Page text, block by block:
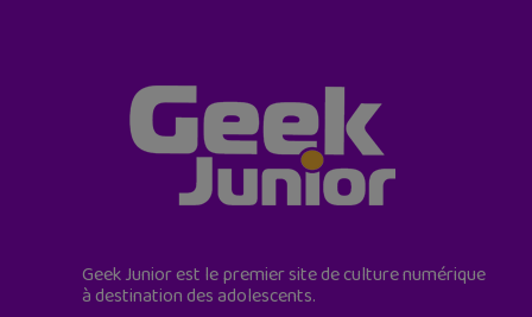
Geek Junior est le premier site de culture numérique
à destination des adolescents.